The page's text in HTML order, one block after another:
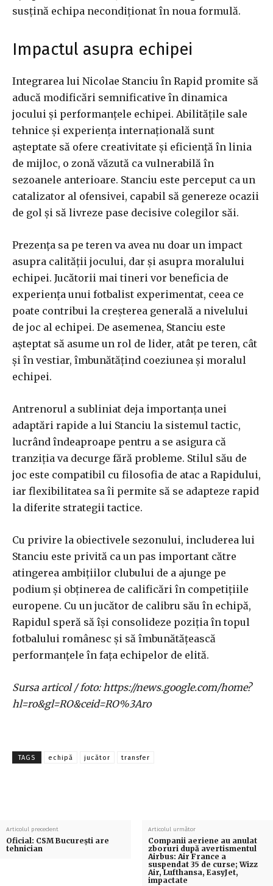
susțină echipa necondiționat în noua formulă.
Impactul asupra echipei
Integrarea lui Nicolae Stanciu în Rapid promite să
aducă modificări semnificative în dinamica
jocului și performanțele echipei. Abilitățile sale
tehnice și experiența internațională sunt
așteptate să ofere creativitate și eficiență în linia
de mijloc, o zonă văzută ca vulnerabilă în
sezoanele anterioare. Stanciu este perceput ca un
catalizator al ofensivei, capabil să genereze ocazii
de gol și să livreze pase decisive colegilor săi.
Prezența sa pe teren va avea nu doar un impact
asupra calității jocului, dar și asupra moralului
echipei. Jucătorii mai tineri vor beneficia de
experiența unui fotbalist experimentat, ceea ce
poate contribui la creșterea generală a nivelului
de joc al echipei. De asemenea, Stanciu este
așteptat să asume un rol de lider, atât pe teren, cât
și în vestiar, îmbunătățind coeziunea și moralul
echipei.
Antrenorul a subliniat deja importanța unei
adaptări rapide a lui Stanciu la sistemul tactic,
lucrând îndeaproape pentru a se asigura că
tranziția va decurge fără probleme. Stilul său de
joc este compatibil cu filosofia de atac a Rapidului,
iar flexibilitatea sa îi permite să se adapteze rapid
la diferite strategii tactice.
Cu privire la obiectivele sezonului, includerea lui
Stanciu este privită ca un pas important către
atingerea ambițiilor clubului de a ajunge pe
podium și obținerea de calificări în competițiile
europene. Cu un jucător de calibru său în echipă,
Rapidul speră să își consolideze poziția în topul
fotbalului românesc și să îmbunătățească
performanțele în fața echipelor de elită.
Sursa articol / foto: https://news.google.com/home?
hl=ro&gl=RO&ceid=RO%3Aro
TAGS echipă jucător transfer
Articolul precedent
Oficial: CSM București are
tehnician
Articolul următor
Companii aeriene au anulat
zboruri după avertismentul
Airbus: Air France a
suspendat 35 de curse; Wizz
Air, Lufthansa, EasyJet,
impactate